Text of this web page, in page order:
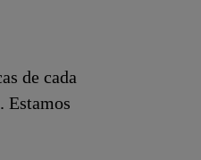
de cada
Estamos